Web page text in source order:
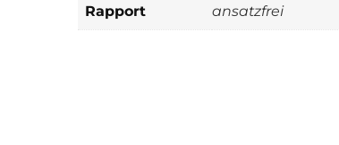
Rapport ansatzfrei